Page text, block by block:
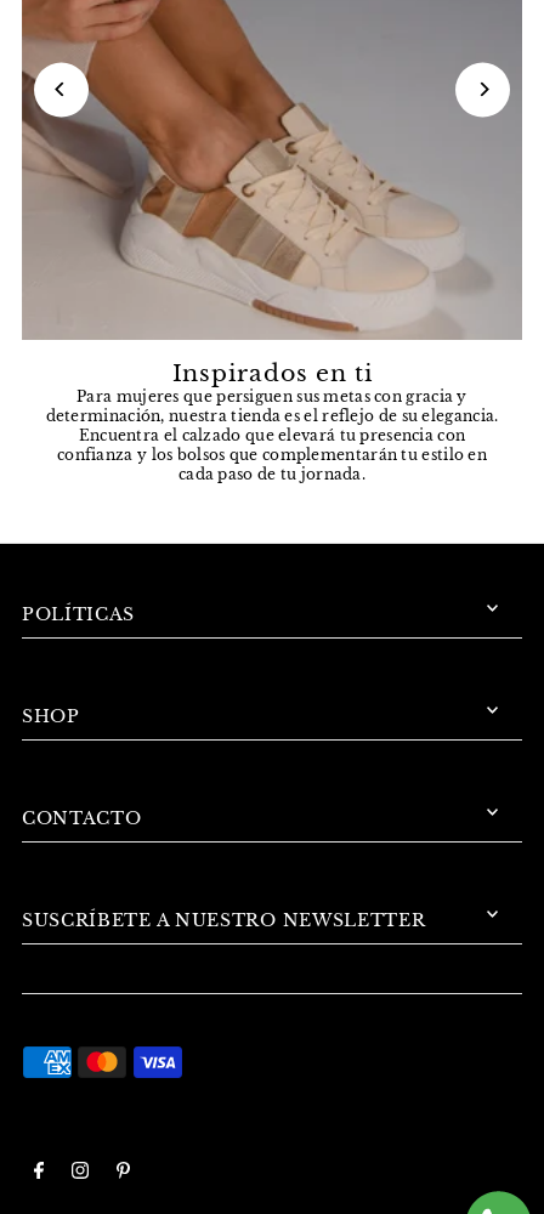
Inspirados en ti
Para mujeres que persiguen sus metas con gracia y
determinación, nuestra tienda es el reflejo de su elegancia.
Encuentra el calzado que elevará tu presencia con
confianza y los bolsos que complementarán tu estilo en
cada paso de tu jornada.
POLÍTICAS
SHOP
CONTACTO
SUSCRÍBETE A NUESTRO NEWSLETTER